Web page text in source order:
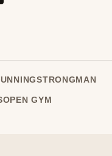
STRONGMAN
OPEN GYM